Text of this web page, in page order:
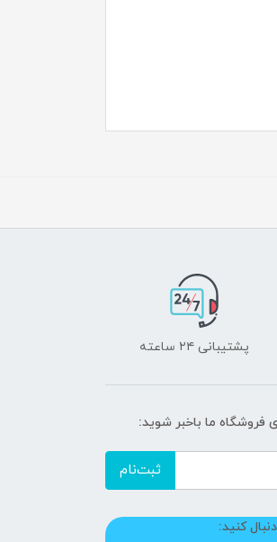
پشتیبانی ۲۴ ساعته
فروشگاه ما باخبر شوید:
ثبت‌نام
کنید: